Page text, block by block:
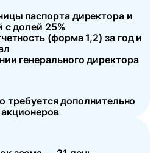
паспорта директора и
с долей 25%
(форма 1,2) за год и
генерального директора
требуется дополнительно